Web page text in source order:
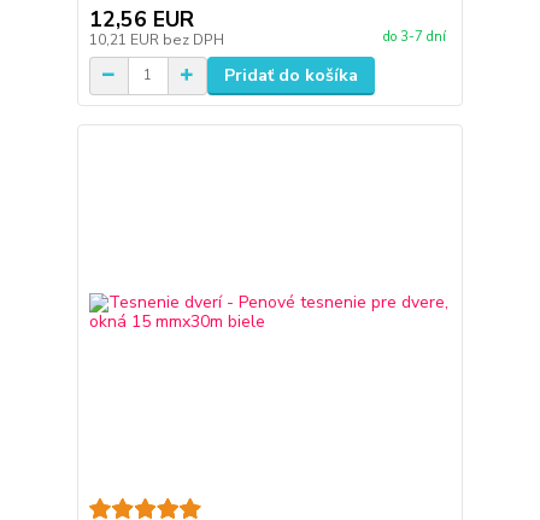
12,56 EUR
10,21 EUR bez DPH do 3-7 dní
Pridať do košíka